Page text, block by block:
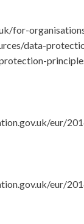
for-
data-
eur/
eur/